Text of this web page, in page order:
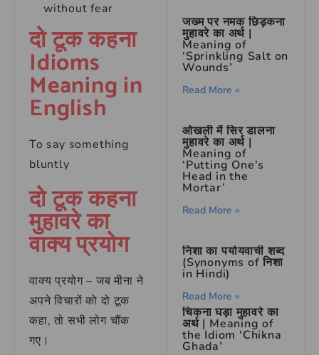
without fear
दो टूक कहना
Idioms
Meaning in
English
To say something
bluntly
दो टूक कहना
मुहावरे का
वाक्य प्रयोग
वाक्य प्रयोग – जब मीना ने
अपने विचारों को दो टूक
कहा, तो सभी लोग चौंक
गए।
जख्म पर नमक छिड़कना
मुहावरे का अर्थ |
Meaning of
‘Sprinkling Salt on
Wounds’
Read More »
ओखली में सिर डालना
मुहावरे का अर्थ |
Meaning of
‘Putting One’s
Head in the
Mortar’
Read More »
निशा का पर्यायवाची शब्द
(Synonyms of निशा
in Hindi)
Read More »
चिकना घड़ा मुहावरे का
अर्थ | Meaning of
the Idiom ‘Chikna
Ghada’